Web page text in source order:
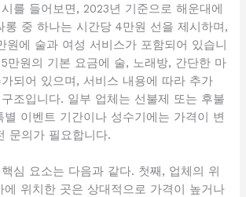
를 들어보면, 2023년 기준으로 해운대에
롱 중 하나는 시간당 4만원 선을 제시하며,
원에 술과 여성 서비스가 포함되어 있습니
만원의 기본 요금에 술, 노래방, 간단한 마
되어 있으며, 서비스 내용에 따라 추가
조입니다. 일부 업체는 선불제 또는 후불
별 이벤트 기간이나 성수기에는 가격이 변
문의가 필요합니다.
심 요소는 다음과 같다. 첫째, 업체의 위
에 위치한 곳은 상대적으로 가격이 높거나